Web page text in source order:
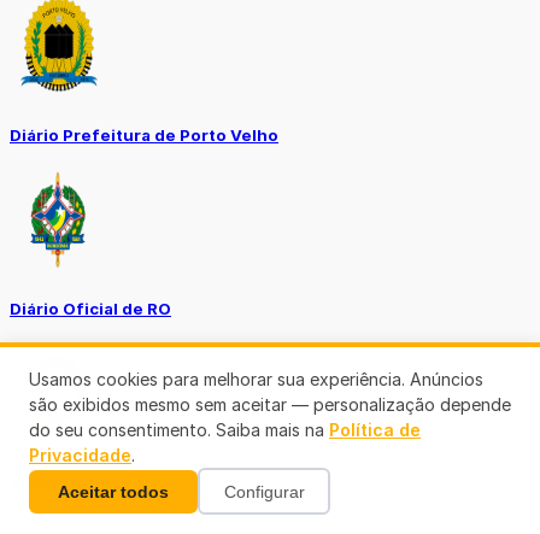
Diário Prefeitura de Porto Velho
Diário Oficial de RO
Transparência RO
Usamos cookies para melhorar sua experiência. Anúncios
são exibidos mesmo sem aceitar — personalização depende
do seu consentimento. Saiba mais na Política de
Privacidade.
Aceitar todos Configurar